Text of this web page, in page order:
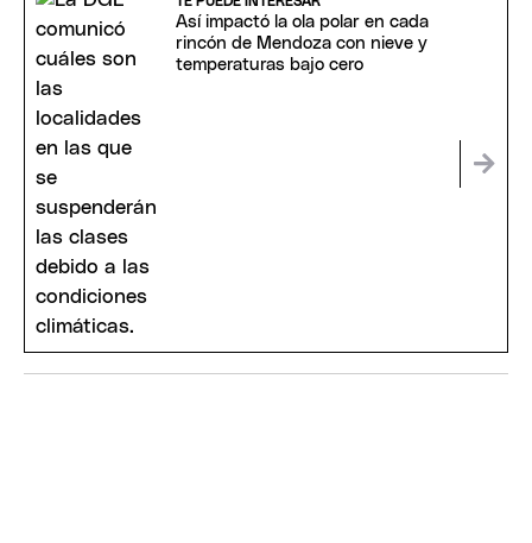
Así impactó la ola polar en cada
rincón de Mendoza con nieve y
temperaturas bajo cero